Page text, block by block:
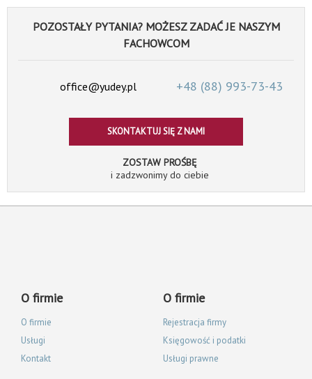
POZOSTAŁY PYTANIA? MOŻESZ ZADAĆ JE NASZYM
FACHOWCOM
office@yudey.pl +48 (88) 993-73-43
SKONTAKTUJ SIĘ Z NAMI
ZOSTAW PROŚBĘ
i zadzwonimy do ciebie
O firmie
O firmie
Usługi
Kontakt
O firmie
Rejestracja firmy
Księgowość i podatki
Usługi prawne